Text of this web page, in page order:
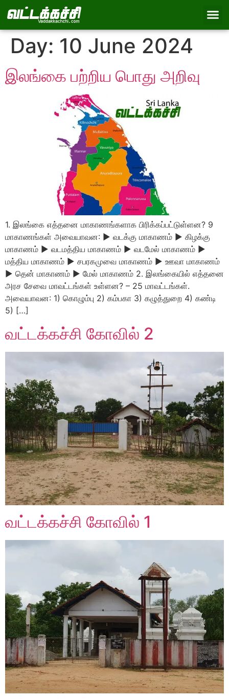
Day: 10 June 2024
இலங்கை பற்றிய பொது அறிவு
1. இலங்கை எத்தனை மாகாணங்களாக பிரிக்கப்பட்டுள்ளன? 9
மாகாணங்கள் அவையாவன: ► வடக்கு மாகாணம் ► கிழக்கு
மாகாணம் ► வடமத்திய மாகாணம் ► வடமேல் மாகாணம் ►
மத்திய மாகாணம் ► சபரகமுவை மாகாணம் ► ஊவா மாகாணம்
► தென் மாகாணம் ► மேல் மாகாணம் 2. இலங்கையில் எத்தனை
அரச சேவை மாவட்டங்கள் உள்ளன? – 25 மாவட்டங்கள்.
அவையாவன: 1) கொழும்பு 2) கம்பகா 3) கழுத்துறை 4) கண்டி
5) […]
வட்டக்கச்சி கோவில் 2
வட்டக்கச்சி கோவில் 1